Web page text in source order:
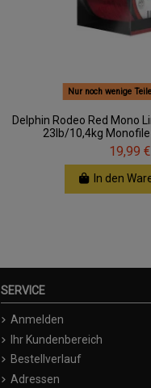
Nur noch wenige
Delphin Rodeo Red Mono
23lb/10,4kg
19,99 €
In den
SERVICE
Anmelden
Ihr Kundenbereich
Bestellverlauf
Adressen